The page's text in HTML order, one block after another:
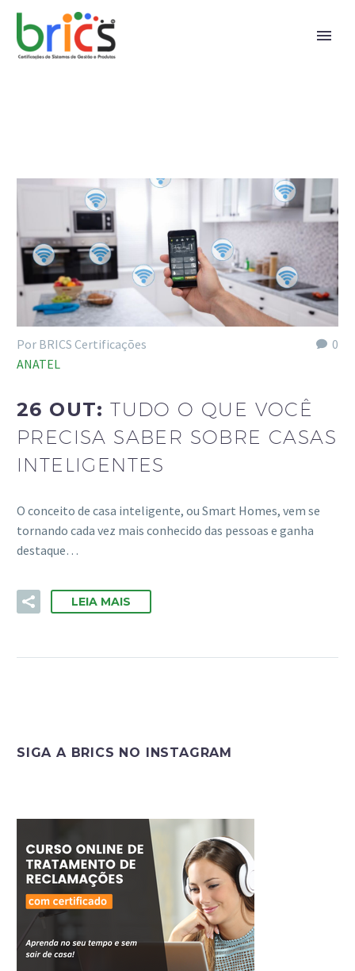
0
Por BRICS Certificações
ANATEL
26 OUT:TUDO O QUE VOCÊ
PRECISA SABER SOBRE CASAS
INTELIGENTES
O conceito de casa inteligente, ou Smart Homes, vem se
tornando cada vez mais conhecido das pessoas e ganha
destaque…
LEIA MAIS
SIGA A BRICS NO INSTAGRAM